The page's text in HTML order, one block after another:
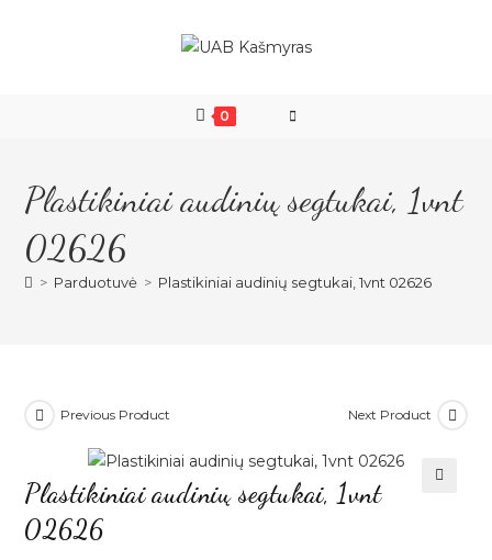
0
Plastikiniai audinių segtukai, 1vnt
02626
> Parduotuvė > Plastikiniai audinių segtukai, 1vnt 02626
Previous Product Next Product
Plastikiniai audinių segtukai, 1vnt
02626